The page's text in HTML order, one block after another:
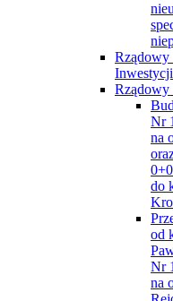
Rządowy
Rządowy
Nr
na
do
od
Nr
na